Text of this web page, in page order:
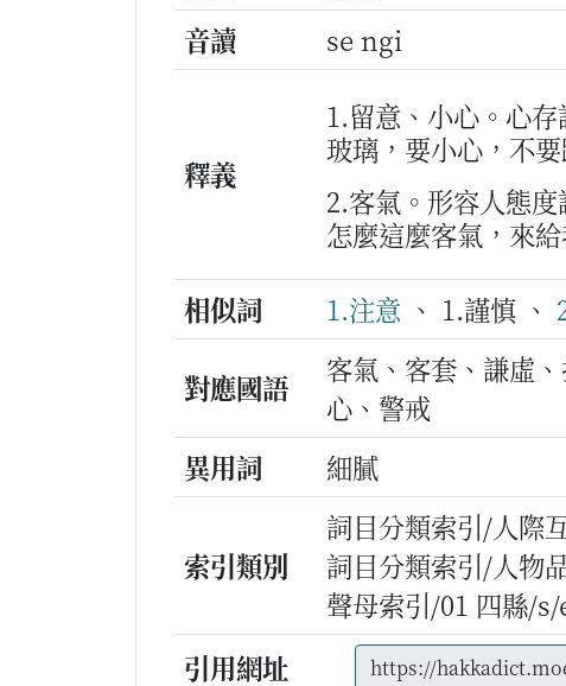
音讀
se ngi
釋義
1.留意、小心。心存
玻璃，要小心，不要
2.客氣。形容人態度
怎麼這麼客氣，來
相似詞
1.注意 、 1.謹慎 、
對應國語
客氣、客套、謙虛
心、警戒
異用詞
細膩
索引類別
詞目分類索引/人際
詞目分類索引/人物
聲母索引/01 四縣/
引用網址